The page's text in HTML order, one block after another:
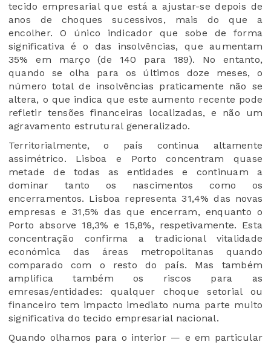
tecido empresarial que está a ajustar-se depois de
anos de choques sucessivos, mais do que a
encolher. O único indicador que sobe de forma
significativa é o das insolvências, que aumentam
35% em março (de 140 para 189). No entanto,
quando se olha para os últimos doze meses, o
número total de insolvências praticamente não se
altera, o que indica que este aumento recente pode
refletir tensões financeiras localizadas, e não um
agravamento estrutural generalizado.
Territorialmente, o país continua altamente
assimétrico. Lisboa e Porto concentram quase
metade de todas as entidades e continuam a
dominar tanto os nascimentos como os
encerramentos. Lisboa representa 31,4% das novas
empresas e 31,5% das que encerram, enquanto o
Porto absorve 18,3% e 15,8%, respetivamente. Esta
concentração confirma a tradicional vitalidade
económica das áreas metropolitanas quando
comparado com o resto do país. Mas também
amplifica também os riscos para as
emresas/entidades: qualquer choque setorial ou
financeiro tem impacto imediato numa parte muito
significativa do tecido empresarial nacional.
Quando olhamos para o interior — e em particular